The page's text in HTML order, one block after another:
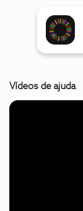
Vídeos de ajuda